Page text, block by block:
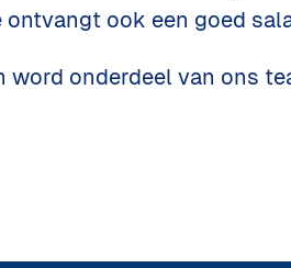
ontvangt ook een goed
onderdeel van ons